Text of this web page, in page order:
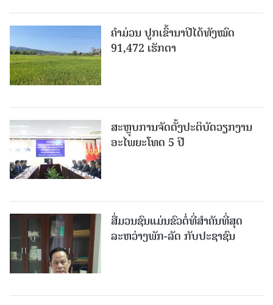
ຄໍາມ່ວນ ປູກເຂົ້ານາປີໄດ້ທັງໝົດ
91,472 ເຮັກຕາ
ສະຫຼຸບການຈັດຕັ້ງປະຕິບັດວຽກງານ
ອະໄພຍະໂທດ 5 ປີ
ສື່ມວນຊົນແມ່ນຂົວຕໍ່ທີ່ສໍາຄັນທີ່ສຸດ
ລະຫວ່າງພັກ-ລັດ ກັບປະຊາຊົນ